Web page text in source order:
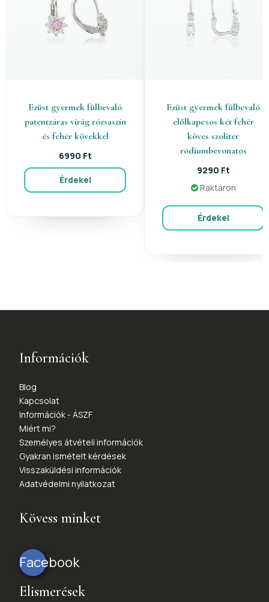
Ezüst gyermek fülbevaló
patentzáras virág rózsaszín
és fehér kövekkel
6990 Ft
Érdekel
Ezüst gyermek fülbevaló
előlkapcsos két fehér
köves szoliter
ródiumbevonatos
9290 Ft
Raktáron
Érdekel
Információk
Blog
Kapcsolat
Információk - ÁSZF
Miért mi?
Személyes átvételi információk
Gyakran ismételt kérdések
Visszaküldési információk
Adatvédelmi nyilatkozat
Kövess minket
Facebook
Elismerések